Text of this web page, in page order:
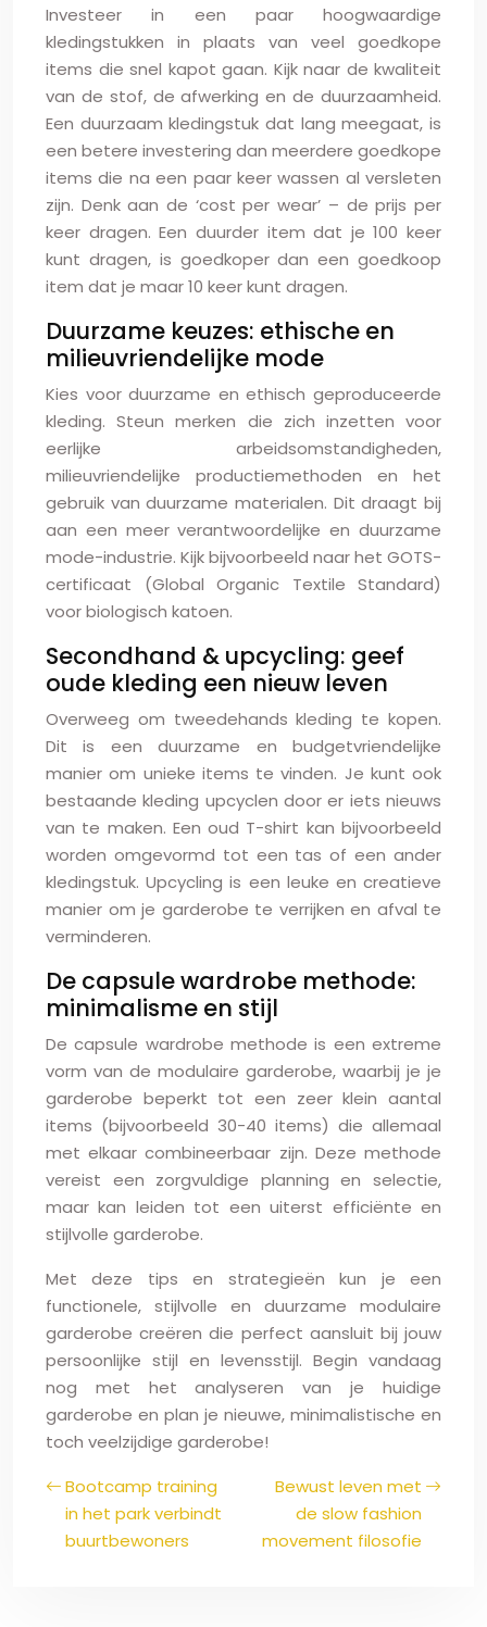
Investeer in een paar hoogwaardige
kledingstukken in plaats van veel goedkope
items die snel kapot gaan. Kijk naar de kwaliteit
van de stof, de afwerking en de duurzaamheid.
Een duurzaam kledingstuk dat lang meegaat, is
een betere investering dan meerdere goedkope
items die na een paar keer wassen al versleten
zijn. Denk aan de ‘cost per wear’ – de prijs per
keer dragen. Een duurder item dat je 100 keer
kunt dragen, is goedkoper dan een goedkoop
item dat je maar 10 keer kunt dragen.
Duurzame keuzes: ethische en
milieuvriendelijke mode
Kies voor duurzame en ethisch geproduceerde
kleding. Steun merken die zich inzetten voor
eerlijke arbeidsomstandigheden,
milieuvriendelijke productiemethoden en het
gebruik van duurzame materialen. Dit draagt bij
aan een meer verantwoordelijke en duurzame
mode-industrie. Kijk bijvoorbeeld naar het GOTS-
certificaat (Global Organic Textile Standard)
voor biologisch katoen.
Secondhand & upcycling: geef
oude kleding een nieuw leven
Overweeg om tweedehands kleding te kopen.
Dit is een duurzame en budgetvriendelijke
manier om unieke items te vinden. Je kunt ook
bestaande kleding upcyclen door er iets nieuws
van te maken. Een oud T-shirt kan bijvoorbeeld
worden omgevormd tot een tas of een ander
kledingstuk. Upcycling is een leuke en creatieve
manier om je garderobe te verrijken en afval te
verminderen.
De capsule wardrobe methode:
minimalisme en stijl
De capsule wardrobe methode is een extreme
vorm van de modulaire garderobe, waarbij je je
garderobe beperkt tot een zeer klein aantal
items (bijvoorbeeld 30-40 items) die allemaal
met elkaar combineerbaar zijn. Deze methode
vereist een zorgvuldige planning en selectie,
maar kan leiden tot een uiterst efficiënte en
stijlvolle garderobe.
Met deze tips en strategieën kun je een
functionele, stijlvolle en duurzame modulaire
garderobe creëren die perfect aansluit bij jouw
persoonlijke stijl en levensstijl. Begin vandaag
nog met het analyseren van je huidige
garderobe en plan je nieuwe, minimalistische en
toch veelzijdige garderobe!
Bootcamp training
in het park verbindt
buurtbewoners
Bewust leven met
de slow fashion
movement filosofie